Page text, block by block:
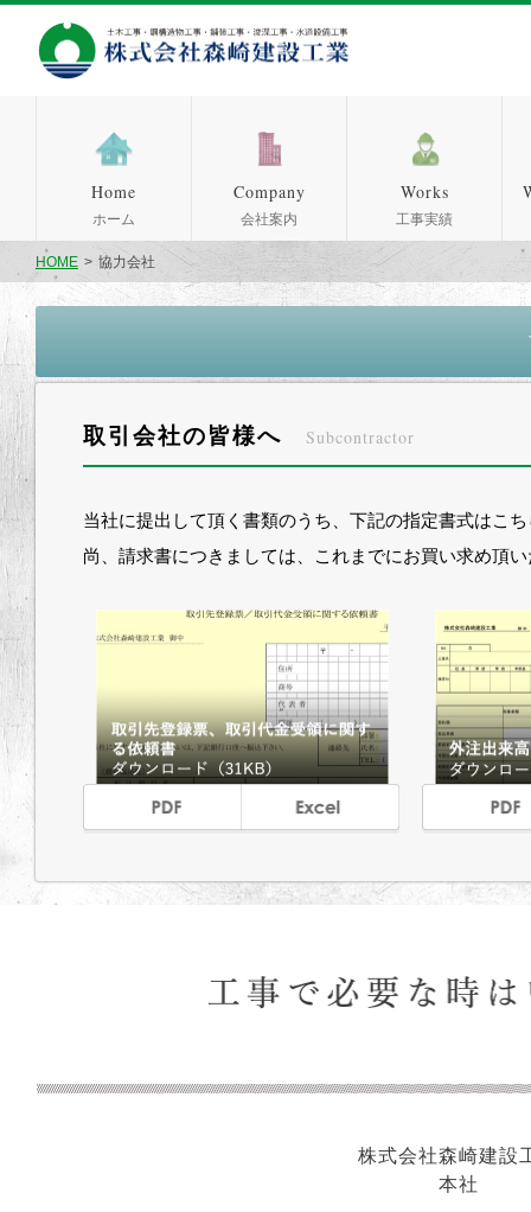
Home
ホーム
Company
会社案内
Works
工事実績
HOME > 協力会社
取引会社の皆様へ Subcontractor
当社に提出して頂く書類のうち、下記の指定書式はこ
尚、請求書につきましては、これまでにお買い求め頂
株式会社森崎建設
本社